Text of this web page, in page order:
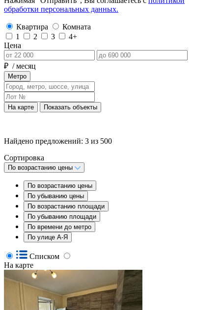
обработки персональных данных.
Квартира
Комната
1
2 3
4+
Цена
₽ / месяц
Метро
На карте Показать объекты
Найдено предложений: 3 из 500
Сортировка
По возрастанию цены
По возрастанию цены
По убыванию цены
По возрастанию площади
По убыванию площади
По времени до метро
По улице А-Я
Списком
На карте